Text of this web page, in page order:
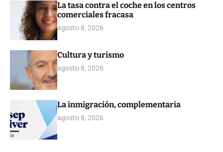
o
La tasa contra el coche en los centros
comerciales fracasa
agosto 8, 2026
Cultura y turismo
agosto 8, 2026
La inmigración, complementaria
agosto 8, 2026